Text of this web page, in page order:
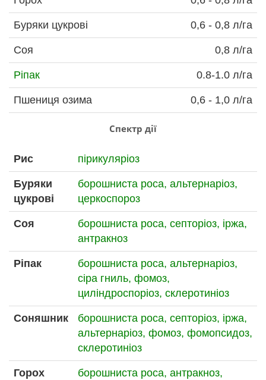
Буряки цукрові 0,6 - 0,8 л/га
Соя 0,8 л/га
Ріпак 0.8-1.0 л/га
Пшениця озима 0,6 - 1,0 л/га
Спектр дії
Рис пірикуляріоз
Буряки
цукрові
борошниста роса, альтернаріоз,
церкоспороз
Соя борошниста роса, септоріоз, іржа,
антракноз
Ріпак борошниста роса, альтернаріоз,
сіра гниль, фомоз,
циліндроспоріоз, склеротиніоз
Соняшник борошниста роса, септоріоз, іржа,
альтернаріоз, фомоз, фомопсидоз,
склеротиніоз
Горох борошниста роса, антракноз,